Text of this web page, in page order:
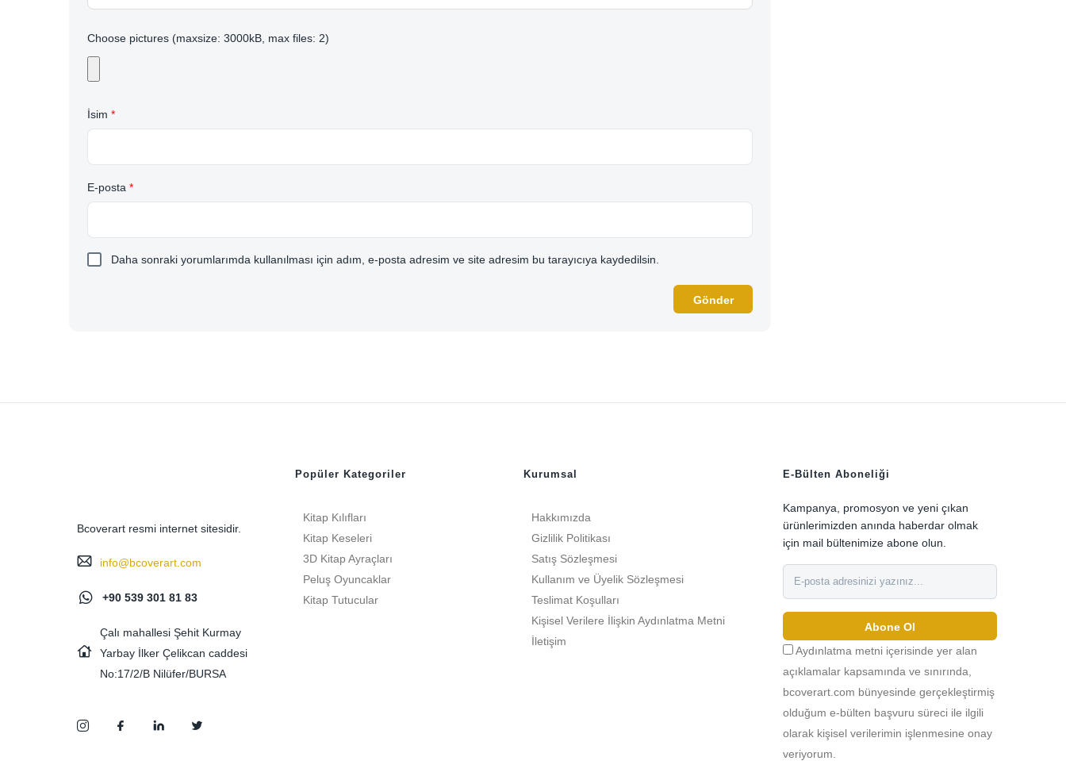
Choose pictures (maxsize: 3000kB, max files: 2)
İsim *
E-posta *
Daha sonraki yorumlarımda kullanılması için adım, e-posta adresim ve site adresim bu tarayıcıya kaydedilsin.
Bcoverart resmi internet sitesidir.
info@bcoverart.com
+90 539 301 81 83
Çalı mahallesi Şehit Kurmay
Yarbay İlker Çelikcan caddesi
No:17/2/B Nilüfer/BURSA
Popüler Kategoriler
Kitap Kılıfları
Kitap Keseleri
3D Kitap Ayraçları
Peluş Oyuncaklar
Kitap Tutucular
Kurumsal
Hakkımızda
Gizlilik Politikası
Satış Sözleşmesi
Kullanım ve Üyelik Sözleşmesi
Teslimat Koşulları
Kişisel Verilere İlişkin Aydınlatma Metni
İletişim
E-Bülten Aboneliği
Kampanya, promosyon ve yeni çıkan
ürünlerimizden anında haberdar olmak
için mail bültenimize abone olun.
Abone Ol
Aydınlatma metni içerisinde yer alan
açıklamalar kapsamında ve sınırında,
bcoverart.com bünyesinde gerçekleştirmiş
olduğum e-bülten başvuru süreci ile ilgili
olarak kişisel verilerimin işlenmesine onay
veriyorum.